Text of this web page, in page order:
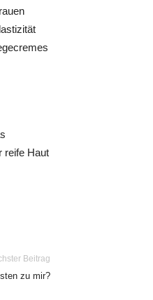
reife Haut
Beitrag
zu mir?